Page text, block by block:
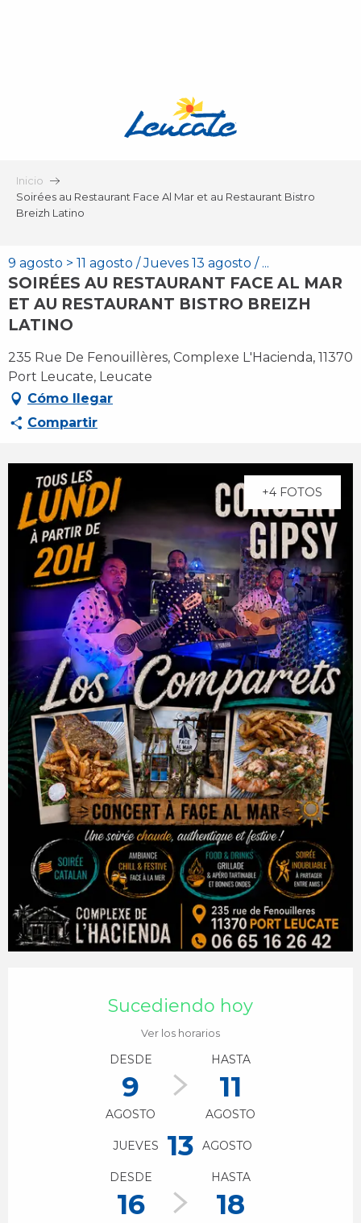
Inicio
Soirées au Restaurant Face Al Mar et au Restaurant Bistro
Breizh Latino
9 agosto > 11 agosto / Jueves 13 agosto / ...
SOIRÉES AU RESTAURANT FACE AL MAR
ET AU RESTAURANT BISTRO BREIZH
LATINO
235 Rue De Fenouillères, Complexe L'Hacienda, 11370
Port Leucate, Leucate
Cómo llegar
Compartir
+4 FOTOS
Sucediendo hoy
Ver los horarios
DESDE
9
AGOSTO
HASTA
11
AGOSTO
JUEVES 13 AGOSTO
DESDE
16
HASTA
18